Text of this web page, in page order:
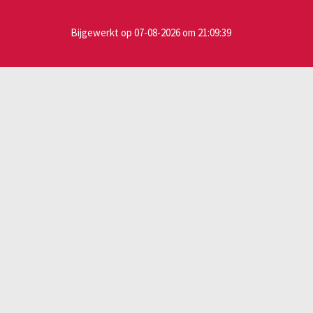
Bijgewerkt op 07-08-2026 om 21:09:39